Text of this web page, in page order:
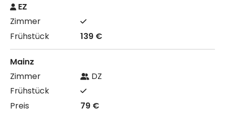
EZ
139 €
Mainz
DZ
79 €